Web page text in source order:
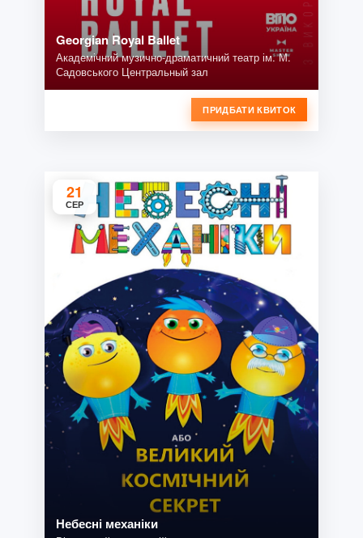
Georgian Royal Ballet
Академічний музично-драматичний театр ім. М.
Садовського Центральный зал
ПРИДБАТИ КВИТОК
21
СЕР
Небесні механіки